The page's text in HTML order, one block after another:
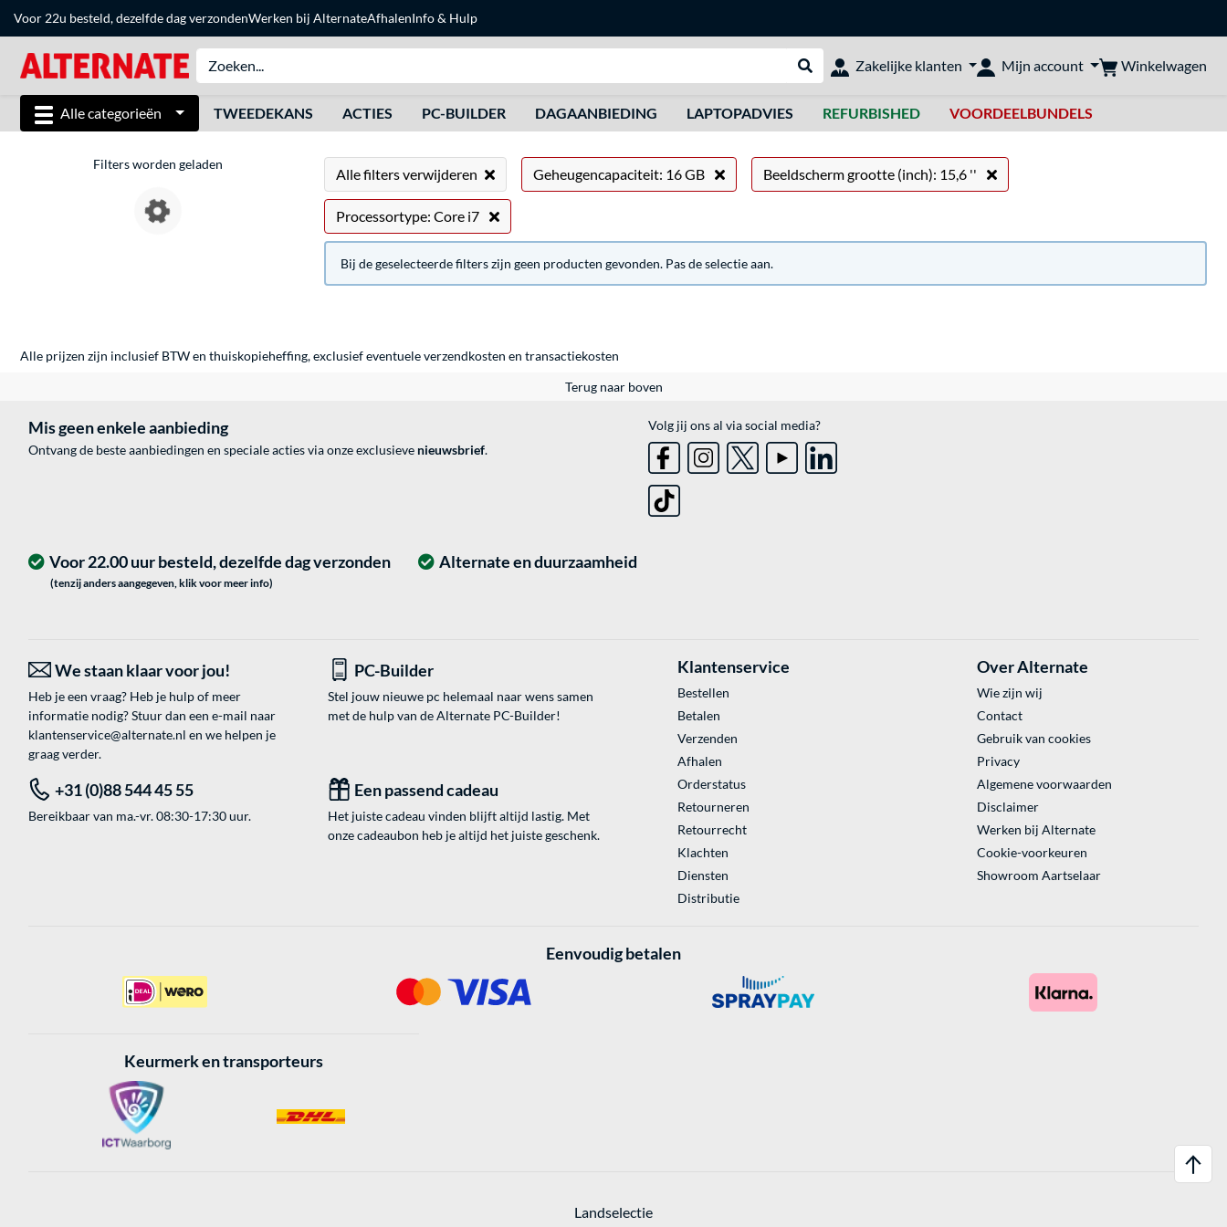
Voor 22u besteld, dezelfde dag verzondenWerken bij AlternateAfhalenInfo & Hulp
Webshop doorzoeken
Zakelijke klanten Mijn account Winkelwagen
Alle categorieën TWEEDEKANS ACTIES PC-BUILDER DAGAANBIEDING LAPTOPADVIES REFURBISHED VOORDEELBUNDELS
Filters worden geladen
Alle filters verwijderen Geheugencapaciteit: 16 GB Beeldscherm grootte (inch): 15,6 ''
Processortype: Core i7
Bij de geselecteerde filters zijn geen producten gevonden. Pas de selectie aan.
Alle prijzen zijn inclusief BTW en thuiskopieheffing, exclusief eventueleverzendkosten en transactiekosten
Terug naar boven
Mis geen enkele aanbieding
Ontvang de beste aanbiedingen en speciale acties via onze exclusieve nieuwsbrief.
Volg jij ons al via social media?
Alternate en duurzaamheid
Voor 22.00 uur besteld, dezelfde dag verzonden
(tenzij anders aangegeven, klik voor meer info)
We staan klaar voor jou!
Heb je een vraag? Heb je hulp of meer
informatie nodig? Stuur dan een e-mail naar
klantenservice@alternate.nl en we helpen je
graag verder.
PC-Builder
Stel jouw nieuwe pc helemaal naar wens samen
met de hulp van de Alternate PC-Builder!
+31 (0)88 544 45 55
Bereikbaar van ma.-vr. 08:30-17:30 uur.
Een passend cadeau
Het juiste cadeau vinden blijft altijd lastig. Met
onze cadeaubon heb je altijd het juiste geschenk.
Klantenservice
Bestellen
Betalen
Verzenden
Afhalen
Orderstatus
Retourneren
Retourrecht
Klachten
Diensten
Distributie
Over Alternate
Wie zijn wij
Contact
Gebruik van cookies
Privacy
Algemene voorwaarden
Disclaimer
Werken bij Alternate
Cookie-voorkeuren
Showroom Aartselaar
Eenvoudig betalen
Keurmerk en transporteurs
Landselectie